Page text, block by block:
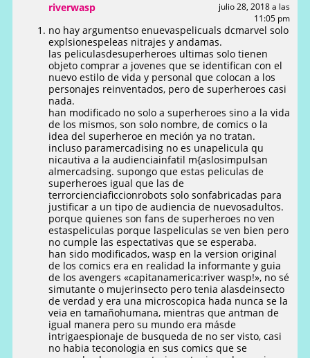
riverwasp
julio 28, 2018 a las
11:05 pm
no hay argumentso enuevaspelicuals dcmarvel solo
explsionespeleas nitrajes y andamas.
las peliculasdesuperheroes ultimas solo tienen
objeto comprar a jovenes que se identifican con el
nuevo estilo de vida y personal que colocan a los
personajes reinventados, pero de superheroes casi
nada.
han modificado no solo a superheroes sino a la vida
de los mismos, son solo nombre, de comics o la
idea del superheroe en meción ya no tratan.
incluso paramercadising no es unapelicula qu
nicautiva a la audienciainfatil m{aslosimpulsan
almercadsing. supongo que estas peliculas de
superheroes igual que las de
terrorcienciaficcionrobots solo sonfabricadas para
justificar a un tipo de audiencia de nuevosadultos.
porque quienes son fans de superheroes no ven
estaspeliculas porque laspeliculas se ven bien pero
no cumple las espectativas que se esperaba.
han sido modificados, wasp en la version original
de los comics era en realidad la informante y guia
de los avengers «capitanamerica:river wasp!», no sé
simutante o mujerinsecto pero tenia alasdeinsecto
de verdad y era una microscopica hada nunca se la
veia en tamañohumana, mientras que antman de
igual manera pero su mundo era másde
intrigaespionaje de busqueda de no ser visto, casi
no habia teconologia en sus comics que se